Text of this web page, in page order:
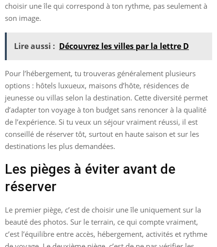
choisir une île qui correspond à ton rythme, pas seulement à
son image.
Lire aussi : Découvrez les villes par la lettre D
Pour l’hébergement, tu trouveras généralement plusieurs
options : hôtels luxueux, maisons d’hôte, résidences de
jeunesse ou villas selon la destination. Cette diversité permet
d’adapter ton voyage à ton budget sans renoncer à la qualité
de l’expérience. Si tu veux un séjour vraiment réussi, il est
conseillé de réserver tôt, surtout en haute saison et sur les
destinations les plus demandées.
Les pièges à éviter avant de
réserver
Le premier piège, c’est de choisir une île uniquement sur la
beauté des photos. Sur le terrain, ce qui compte vraiment,
c’est l’équilibre entre accès, hébergement, activités et rythme